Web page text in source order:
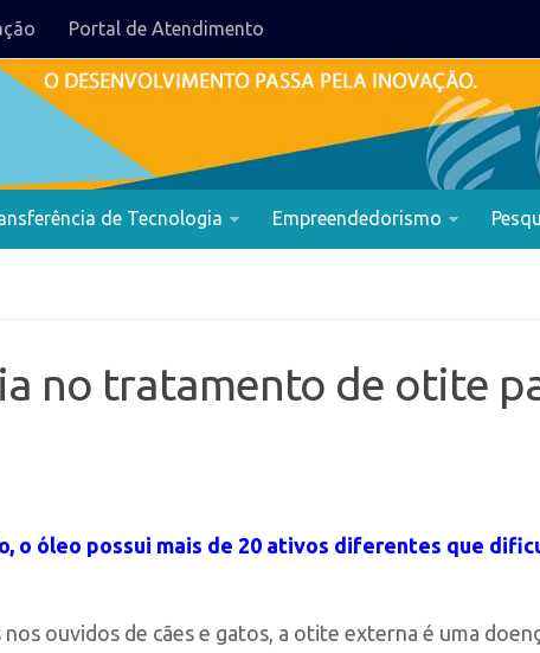
Portal de Atendimento
de Tecnologia Empreendedorismo
no tratamento de otite
o óleo possui mais de 20 ativos diferentes que
ouvidos de cães e gatos, a otite externa é uma